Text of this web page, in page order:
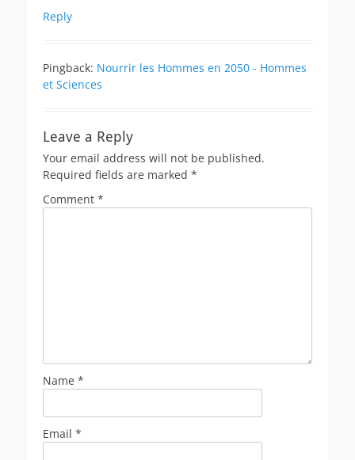
Reply
Pingback: Nourrir les Hommes en 2050 - Hommes
et Sciences
Leave a Reply
Your email address will not be published.
Required fields are marked *
Comment *
Name *
Email *